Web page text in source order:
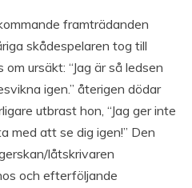
framträdanden
skådespelaren tog till
ursäkt: “Jag är så ledsen
igen.” återigen dödar
utbrast hon, “Jag ger inte
med att se dig igen!” Den
låtskrivaren
och efterföljande